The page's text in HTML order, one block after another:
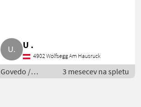
U .
4902 Wolfsegg Am Hausruck
Govedo /
Govedo Angus
3 mesecev na spletu